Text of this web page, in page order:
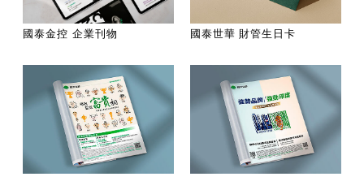
國泰金控 企業刊物 國泰世華 財管生日卡